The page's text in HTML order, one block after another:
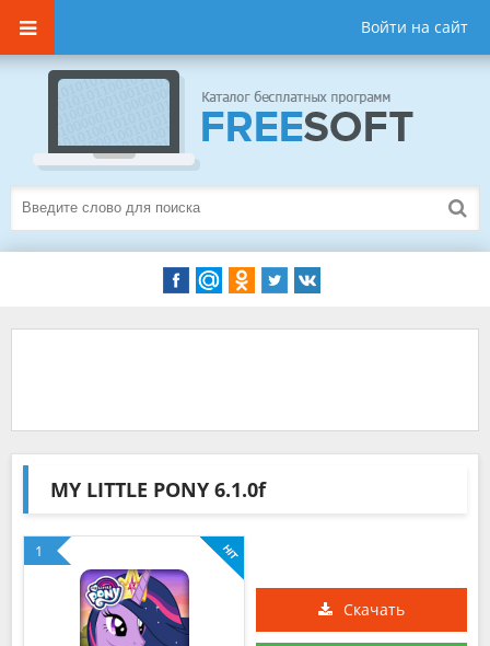
Войти на сайт
MY LITTLE PONY 6.1.0f
1
Скачать